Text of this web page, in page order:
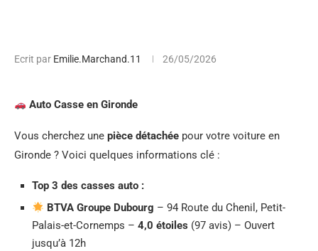
Ecrit par Emilie.Marchand.11 26/05/2026
Auto Casse en Gironde
Vous cherchez une pièce détachée pour votre voiture en
Gironde ? Voici quelques informations clé :
Top 3 des casses auto :
BTVA Groupe Dubourg – 94 Route du Chenil, Petit-
Palais-et-Cornemps – 4,0 étoiles (97 avis) – Ouvert
jusqu’à 12h